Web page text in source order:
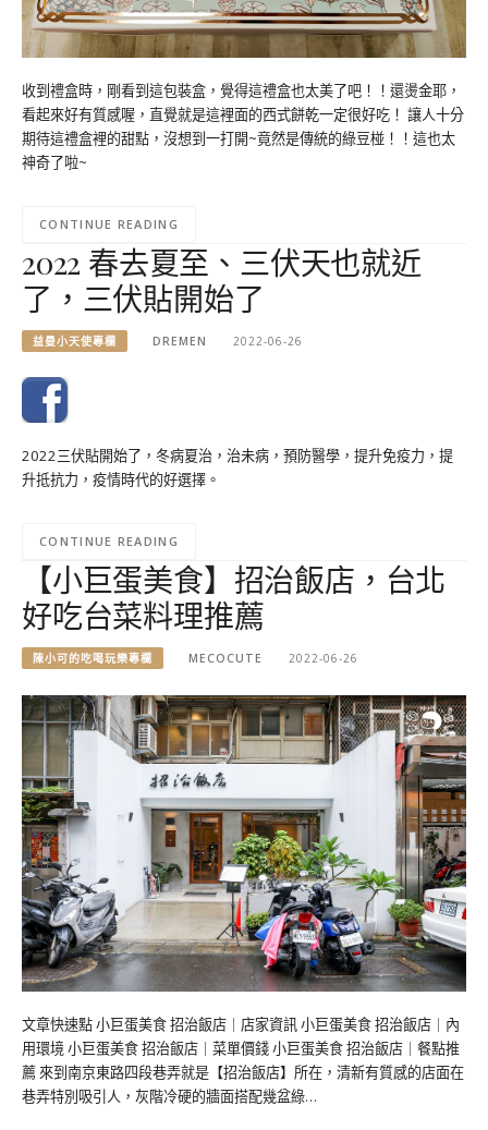
收到禮盒時，剛看到這包裝盒，覺得這禮盒也太美了吧！！還燙金耶，
看起來好有質感喔，直覺就是這裡面的西式餅乾一定很好吃！ 讓人十分
期待這禮盒裡的甜點，沒想到一打開~竟然是傳統的綠豆椪！！這也太
神奇了啦~
CONTINUE READING
2022 春去夏至、三伏天也就近
了，三伏貼開始了
益曼小天使專欄 DREMEN 2022-06-26
2022三伏貼開始了，冬病夏治，治未病，預防醫學，提升免疫力，提
升抵抗力，疫情時代的好選擇。
CONTINUE READING
【小巨蛋美食】招治飯店，台北
好吃台菜料理推薦
陳小可的吃喝玩樂專欄 MECOCUTE 2022-06-26
文章快速點 小巨蛋美食 招治飯店｜店家資訊 小巨蛋美食 招治飯店｜內
用環境 小巨蛋美食 招治飯店｜菜單價錢 小巨蛋美食 招治飯店｜餐點推
薦 來到南京東路四段巷弄就是【招治飯店】所在，清新有質感的店面在
巷弄特別吸引人，灰階冷硬的牆面搭配幾盆綠…